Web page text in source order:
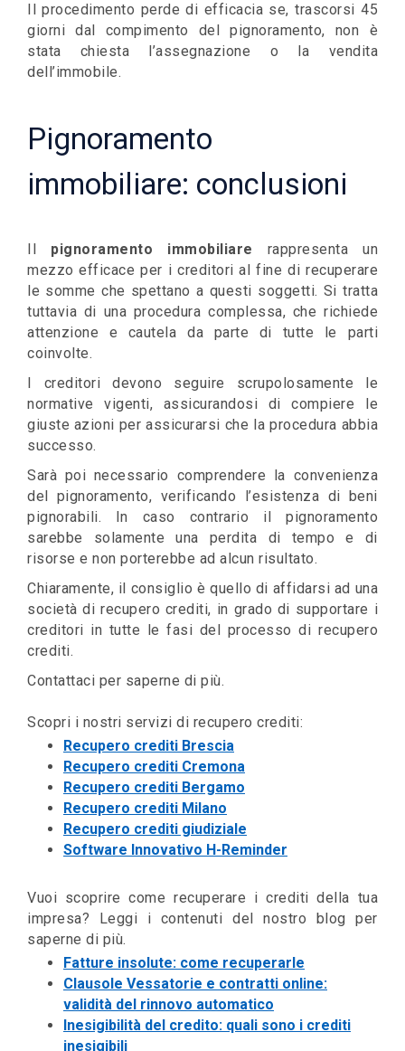
Il procedimento perde di efficacia se, trascorsi 45
giorni dal compimento del pignoramento, non è
stata chiesta l’assegnazione o la vendita
dell’immobile.
Pignoramento
immobiliare: conclusioni
Il pignoramento immobiliare rappresenta un
mezzo efficace per i creditori al fine di recuperare
le somme che spettano a questi soggetti. Si tratta
tuttavia di una procedura complessa, che richiede
attenzione e cautela da parte di tutte le parti
coinvolte.
I creditori devono seguire scrupolosamente le
normative vigenti, assicurandosi di compiere le
giuste azioni per assicurarsi che la procedura abbia
successo.
Sarà poi necessario comprendere la convenienza
del pignoramento, verificando l’esistenza di beni
pignorabili. In caso contrario il pignoramento
sarebbe solamente una perdita di tempo e di
risorse e non porterebbe ad alcun risultato.
Chiaramente, il consiglio è quello di affidarsi ad una
società di recupero crediti, in grado di supportare i
creditori in tutte le fasi del processo di recupero
crediti.
Contattaci per saperne di più.
Scopri i nostri servizi di recupero crediti:
Recupero crediti Brescia
Recupero crediti Cremona
Recupero crediti Bergamo
Recupero crediti Milano
Recupero crediti giudiziale
Software Innovativo H-Reminder
Vuoi scoprire come recuperare i crediti della tua
impresa? Leggi i contenuti del nostro blog per
saperne di più.
Fatture insolute: come recuperarle
Clausole Vessatorie e contratti online:
validità del rinnovo automatico
Inesigibilità del credito: quali sono i crediti
inesigibili